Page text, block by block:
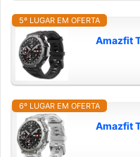
5º LUGAR EM OFERTA
Amazfit
6º LUGAR EM OFERTA
Amazfit